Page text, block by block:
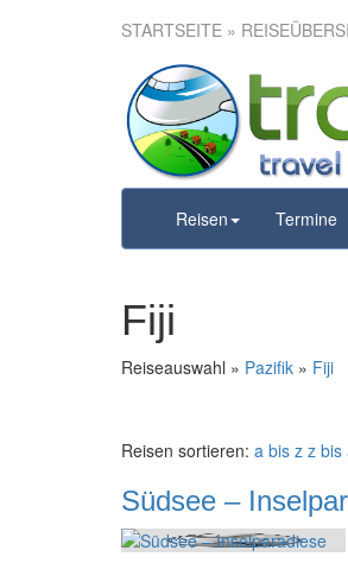
STARTSEITE »
Reisen Termine
Fiji
Reiseauswahl » Pazifik » Fiji
Reisen sortieren: a bis z z bis
Südsee –